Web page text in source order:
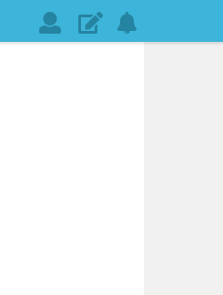
會
員
發
表
設
定